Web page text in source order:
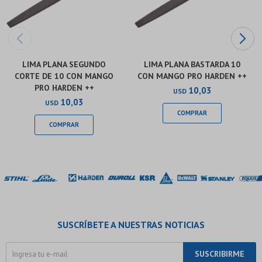
LIMA PLANA SEGUNDO
CORTE DE 10 CON MANGO
PRO HARDEN ++
USD 10,03
LIMA PLANA BASTARDA 10
CON MANGO PRO HARDEN ++
USD 10,03
SUSCRÍBETE A NUESTRAS NOTICIAS
SUSCRIBIRME